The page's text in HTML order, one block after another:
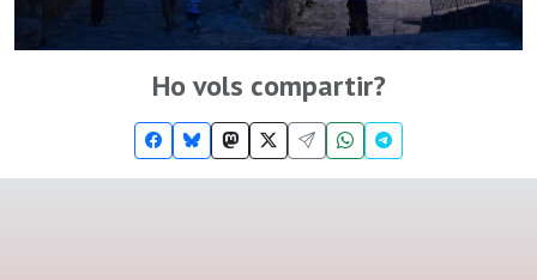
Ho vols compartir?